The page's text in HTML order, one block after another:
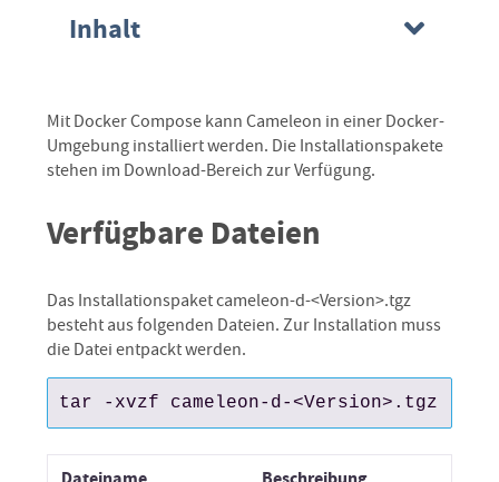
Inhalt
Mit Docker Compose kann Cameleon in einer Docker-
Umgebung installiert werden. Die Installationspakete
stehen im Download-Bereich zur Verfügung.
Verfügbare Dateien
Das Installationspaket cameleon-d-<Version>.tgz
besteht aus folgenden Dateien. Zur Installation muss
die Datei entpackt werden.
tar -xvzf cameleon-d-<Version>.tgz